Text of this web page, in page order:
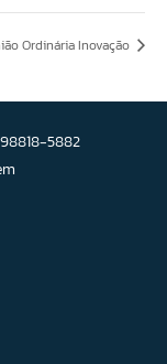
Ordinária Inovação
5882